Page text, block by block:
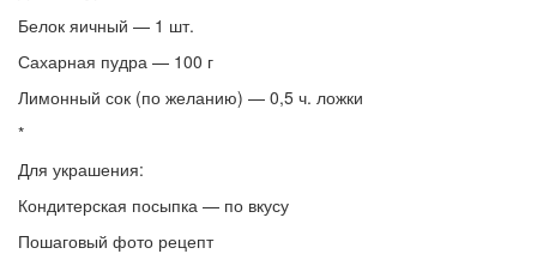
Белок яичный — 1 шт.
Сахарная пудра — 100 г
Лимонный сок (по желанию) — 0,5 ч. ложки
*
Для украшения:
Кондитерская посыпка — по вкусу
Пошаговый фото рецепт